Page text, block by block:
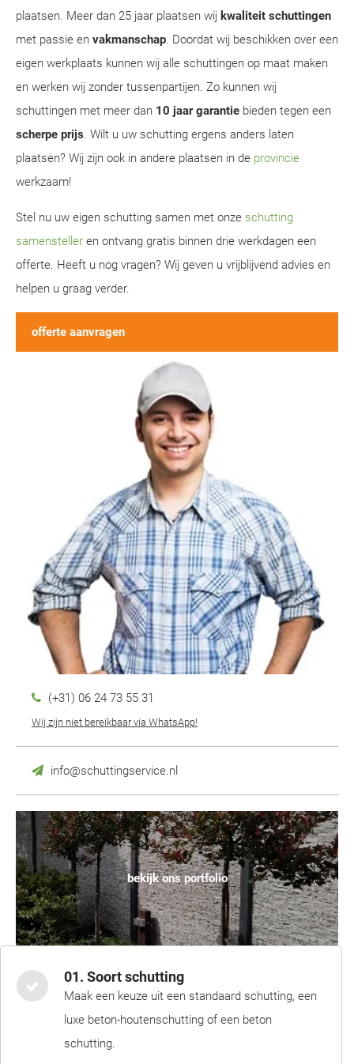
plaatsen. Meer dan 25 jaar plaatsen wij kwaliteit schuttingen
met passie en vakmanschap. Doordat wij beschikken over een
eigen werkplaats kunnen wij alle schuttingen op maat maken
en werken wij zonder tussenpartijen. Zo kunnen wij
schuttingen met meer dan 10 jaar garantie bieden tegen een
scherpe prijs. Wilt u uw schutting ergens anders laten
plaatsen? Wij zijn ook in andere plaatsen in de provincie
werkzaam!
Stel nu uw eigen schutting samen met onze schutting
samensteller en ontvang gratis binnen drie werkdagen een
offerte. Heeft u nog vragen? Wij geven u vrijblijvend advies en
helpen u graag verder.
offerte aanvragen
(+31) 06 24 73 55 31
Wij zijn niet bereikbaar via WhatsApp!
info@schuttingservice.nl
bekijk ons portfolio
01. Soort schutting
Maak een keuze uit een standaard schutting, een
luxe beton-houtenschutting of een beton
schutting.